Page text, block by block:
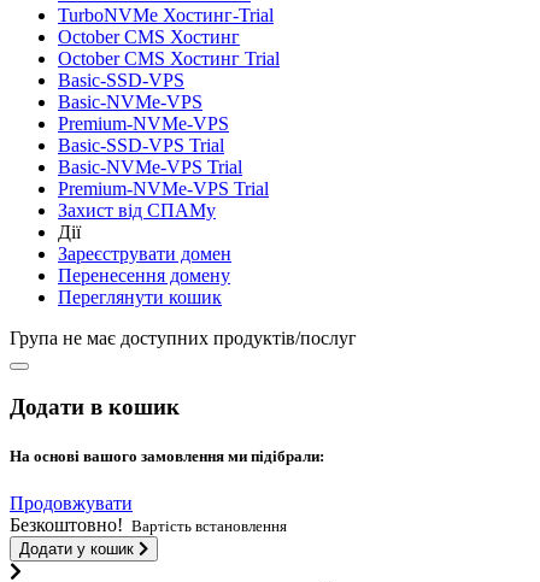
TurboNVMe Хостинг-Trial
October CMS Хостинг
October CMS Хостинг Trial
Basic-SSD-VPS
Basic-NVMe-VPS
Premium-NVMe-VPS
Basic-SSD-VPS Trial
Basic-NVMe-VPS Trial
Premium-NVMe-VPS Trial
Захист від СПАМу
Дії
Зареєструвати домен
Перенесення домену
Переглянути кошик
Група не має доступних продуктів/послуг
Додати в кошик
На основі вашого замовлення ми підібрали:
Продовжувати
Безкоштовно! Вартість встановлення
Додати у кошик